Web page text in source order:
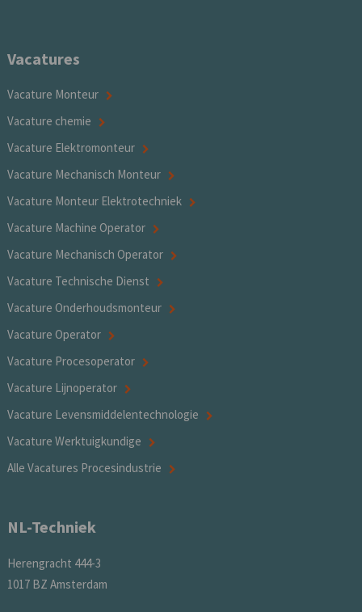
Vacatures
Vacature Monteur
Vacature chemie
Vacature Elektromonteur
Vacature Mechanisch Monteur
Vacature Monteur Elektrotechniek
Vacature Machine Operator
Vacature Mechanisch Operator
Vacature Technische Dienst
Vacature Onderhoudsmonteur
Vacature Operator
Vacature Procesoperator
Vacature Lijnoperator
Vacature Levensmiddelentechnologie
Vacature Werktuigkundige
Alle Vacatures Procesindustrie
NL-Techniek
Herengracht 444-3
1017 BZ Amsterdam